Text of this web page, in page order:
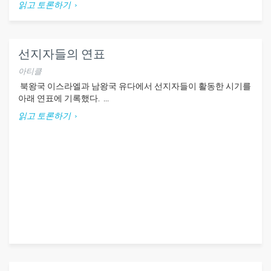
읽고 토론하기
선지자들의 연표
아티클
​ 북왕국 이스라엘과 남왕국 유다에서 선지자들이 활동한 시기를
아래 연표에 기록했다. ...
읽고 토론하기